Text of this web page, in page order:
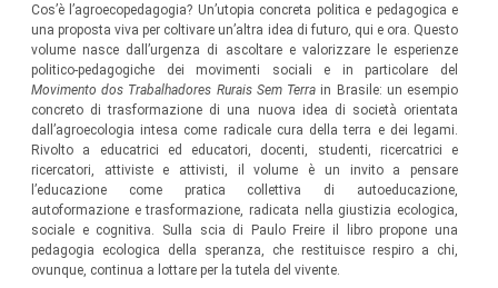
Cos’è l’agroecopedagogia? Un’utopia concreta politica e pedagogica e
una proposta viva per coltivare un’altra idea di futuro, qui e ora. Questo
volume nasce dall’urgenza di ascoltare e valorizzare le esperienze
politico-pedagogiche dei movimenti sociali e in particolare del
Movimento dos Trabalhadores Rurais Sem Terra in Brasile: un esempio
concreto di trasformazione di una nuova idea di società orientata
dall’agroecologia intesa come radicale cura della terra e dei legami.
Rivolto a educatrici ed educatori, docenti, studenti, ricercatrici e
ricercatori, attiviste e attivisti, il volume è un invito a pensare
l’educazione come pratica collettiva di autoeducazione,
autoformazione e trasformazione, radicata nella giustizia ecologica,
sociale e cognitiva. Sulla scia di Paulo Freire il libro propone una
pedagogia ecologica della speranza, che restituisce respiro a chi,
ovunque, continua a lottare per la tutela del vivente.